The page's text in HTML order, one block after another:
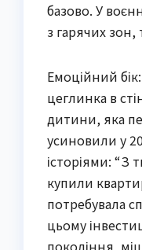
базово. У
з гарячих
Емоційний
цеглинка в
дитини, яка
усиновили у
історіями: “З
купили
потребувала
цьому